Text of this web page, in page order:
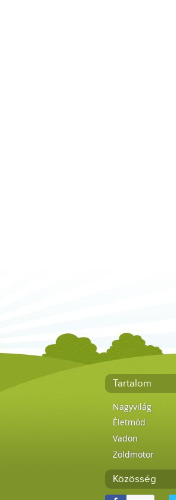
Tartalom
Nagyvilág
Életmód
Vadon
Zöldmotor
Közösség